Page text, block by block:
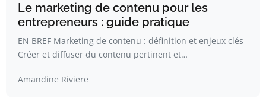
Le marketing de contenu pour les
entrepreneurs : guide pratique
EN BREF Marketing de contenu : définition et enjeux clés
Créer et diffuser du contenu pertinent et…
Amandine Riviere